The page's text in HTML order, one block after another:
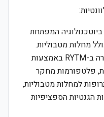
המפתחת
מחלות מטבוליות.
: Amgen מתחרה ב-RYTM באמצעות
פלטפורמות מחקר
למחלות מטבוליות,
הספציפיות